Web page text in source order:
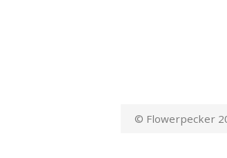
© Flowerpecker